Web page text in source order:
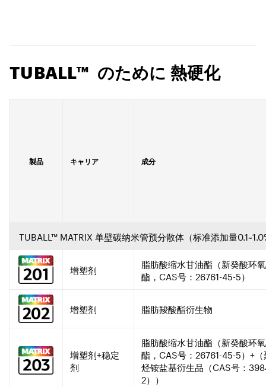
TUBALL™ のために 熱硬化
製品 キャリア 成分
TUBALL™ MATRIX 单壁碳纳米管预分散体（标准添加量
增塑剂
脂肪酸缩水甘油酯（新癸酸环
酯，CAS号：26761-45-5）
增塑剂 脂肪羧酸酯衍生物
增塑剂+稳定
剂
脂肪酸缩水甘油酯（新癸酸环
酯，CAS号：26761-45-5）+
烃铵盐基衍生品（CAS号：
2））